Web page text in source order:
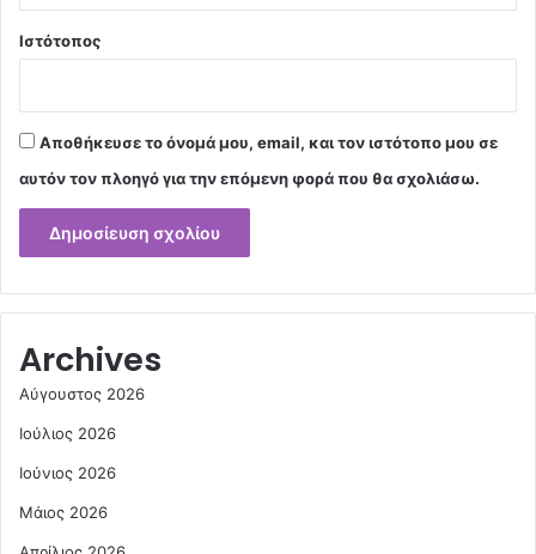
Ιστότοπος
Αποθήκευσε το όνομά μου, email, και τον ιστότοπο μου σε
αυτόν τον πλοηγό για την επόμενη φορά που θα σχολιάσω.
Archives
Αύγουστος 2026
Ιούλιος 2026
Ιούνιος 2026
Μάιος 2026